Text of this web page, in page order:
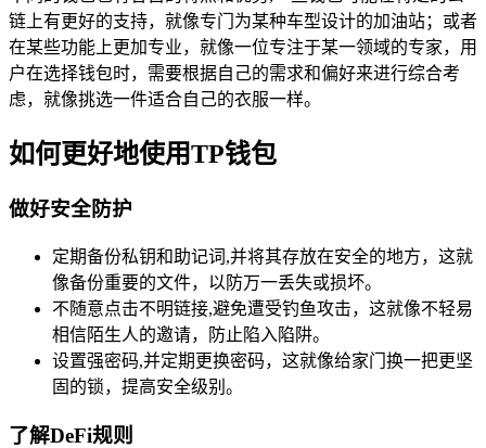
链上有更好的支持，就像专门为某种车型设计的加油站；或者
在某些功能上更加专业，就像一位专注于某一领域的专家，用
户在选择钱包时，需要根据自己的需求和偏好来进行综合考
虑，就像挑选一件适合自己的衣服一样。
如何更好地使用TP钱包
做好安全防护
定期备份私钥和助记词,并将其存放在安全的地方，这就
像备份重要的文件，以防万一丢失或损坏。
不随意点击不明链接,避免遭受钓鱼攻击，这就像不轻易
相信陌生人的邀请，防止陷入陷阱。
设置强密码,并定期更换密码，这就像给家门换一把更坚
固的锁，提高安全级别。
了解DeFi规则